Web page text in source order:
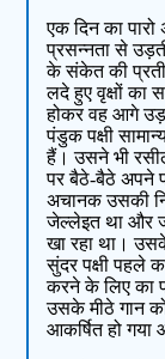
एक दिन का
प्रसन्नता से
के संकेत की
लदे हुए वृक्षों का
होकर वह आगे
पंडुक पक्षी
हैं। उसने भी
पर बैठे-बैठे अपने
अचानक उसकी
जेल्लेइत था और
खा रहा था।
सुंदर पक्षी पहले
करने के लिए का
उसके मीठे गान
आकर्षित हो गया